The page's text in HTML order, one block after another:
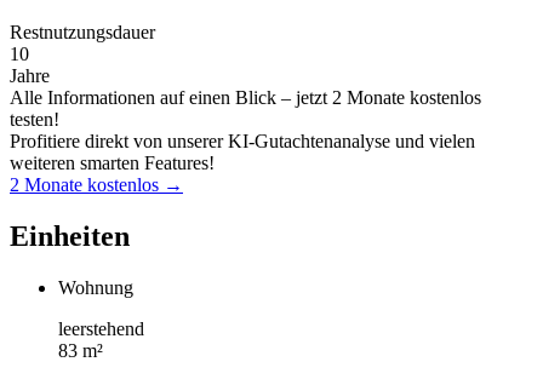
Restnutzungsdauer
10
Jahre
Alle Informationen auf einen Blick – jetzt 2 Monate kostenlos
testen!
Profitiere direkt von unserer KI-Gutachtenanalyse und vielen
weiteren smarten Features!
2 Monate kostenlos →
Einheiten
Wohnung
leerstehend
83 m²